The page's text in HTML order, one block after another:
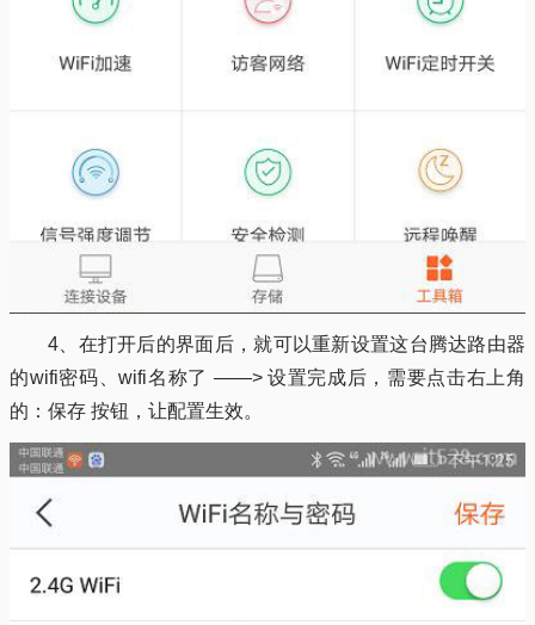
4、在打开后的界面后，就可以重新设置这台腾达路由器
的wifi密码、wifi名称了 ——> 设置完成后，需要点击右上角
的：保存 按钮，让配置生效。